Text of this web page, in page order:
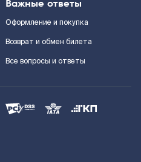
Важные ответы
Оформление и покупка
Возврат и обмен билета
Все вопросы и ответы